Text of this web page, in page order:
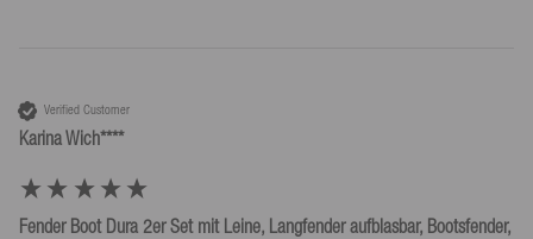
Verified Customer
Karina Wich****
Fender Boot Dura 2er Set mit Leine, Langfender aufblasbar, Bootsfender,